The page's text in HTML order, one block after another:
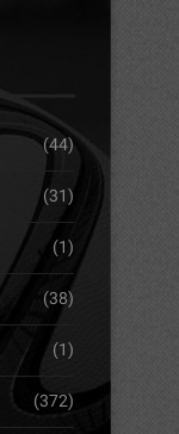
(44)
(31)
(1)
(38)
(1)
(372)